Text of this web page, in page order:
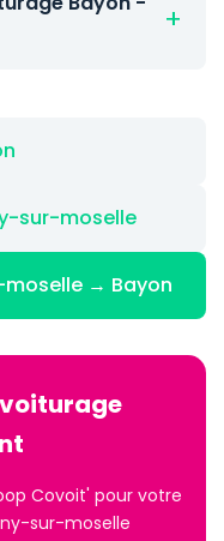
sur-moselle
moselle → Bayon
Covoit' pour votre
sur-moselle